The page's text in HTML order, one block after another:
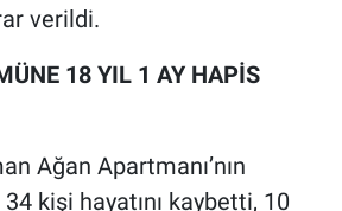
verildi.
18 YIL 1 AY HAPİS
Ağan Apartmanı’nın
34 kişi hayatını kaybetti, 10